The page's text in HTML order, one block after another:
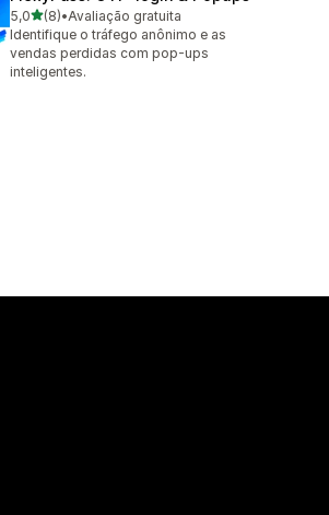
5,0de 5 estrelas
(8)
8 avaliações ao todo
•Avaliação gratuita
Identifique o tráfego anônimo e as
vendas perdidas com pop-ups
inteligentes.